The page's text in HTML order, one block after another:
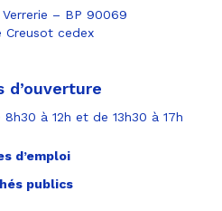
– BP 90069
Creusot cedex
d’ouverture
à 12h et de 13h30 à 17h
d’emploi
publics